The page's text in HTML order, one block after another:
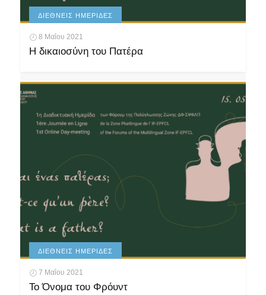
ΔΙΕΘΝΕΊΣ ΗΜΕΡΊΔΕΣ
8 Μαΐου 2021
Η δικαιοσύνη του Πατέρα
ΔΙΕΘΝΕΊΣ ΗΜΕΡΊΔΕΣ
7 Μαΐου 2021
Το Όνομα του Φρόυντ